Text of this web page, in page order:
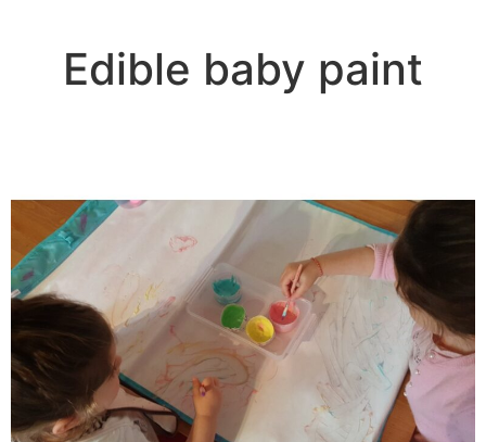
Edible baby paint